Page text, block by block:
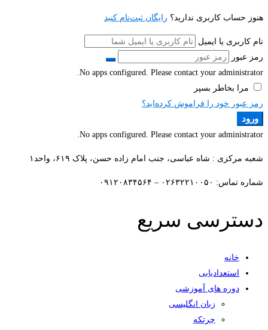
هنوز حساب کاربری ندارید؟ رایگان ثبت‌نام کنید
نام کاربری یا ایمیل
رمز عبور
No apps configured. Please contact your administrator.
مرا بخاطر بسپر
رمز عبور خود را فراموش کرده‌اید؟
ورود
No apps configured. Please contact your administrator.
شعبه مرکزی : شاه عباسی، جنب امام زاده حسن، پلاک ۶۱۹، واحد۱​
شماره تماس: ۰۲۶۳۲۲۱۰۰۵۰ – ۰۹۱۲۰۸۳۴۵۶۴
دسترسی سریع
خانه
استعدادیابی
دوره های آموزشی
زبان انگلیسی
چرتکه